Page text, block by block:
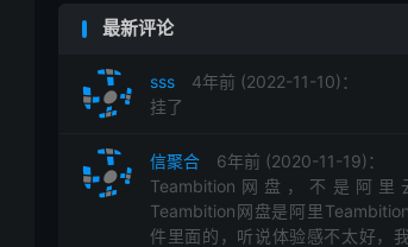
最新评论
sss
4年前 (2022-11-10)：
挂了
信聚合
6年前 (2020-11-19)：
Teambition网盘，不是阿里
Teambition网盘是阿里
件里面的，听说体验感不太好，